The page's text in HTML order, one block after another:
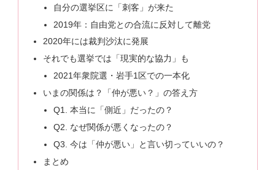
自分の選挙区に「刺客」が来た
2019年：自由党との合流に反対して離党
2020年には裁判沙汰に発展
それでも選挙では「現実的な協力」も
2021年衆院選・岩手1区での一本化
いまの関係は？「仲が悪い？」の答え方
Q1. 本当に「側近」だったの？
Q2. なぜ関係が悪くなったの？
Q3. 今は「仲が悪い」と言い切っていいの？
まとめ